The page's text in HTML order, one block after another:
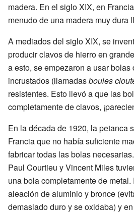
madera. En el siglo XIX, en
menudo de una madera muy dura
A mediados del siglo XIX, se
producir clavos de hierro en
a esto, se empezaron a usar
incrustados (llamadasboules
resistentes. Esto llevó a que las
completamente de clavos,
En la década de 1920, la petanca
Francia que no había suficiente
fabricar todas las bolas
Paul Courtieu y Vincent Miles
una bola completamente de
aleación de aluminio y bronce
demasiado duro y se oxidaba) y